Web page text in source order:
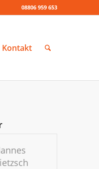
08806 959 653
Kontakt